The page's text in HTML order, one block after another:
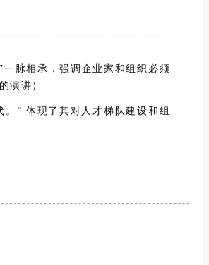
脉相承，强调企业家和组织必须
演讲）
” 体现了其对人才梯队建设和组